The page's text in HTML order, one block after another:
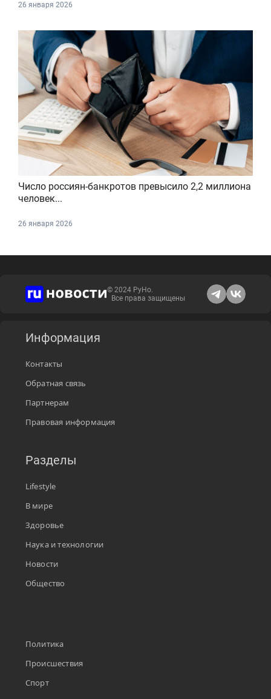
26 января 2026
Число россиян-банкротов превысило 2,2 миллиона
человек...
26 января 2026
© 2024 РуНо.
Все права защищены
Информация
Контакты
Обратная связь
Партнерам
Правовая информация
Разделы
Lifestyle
В мире
Здоровье
Наука и технологии
Новости
Общество
Политика
Происшествия
Спорт